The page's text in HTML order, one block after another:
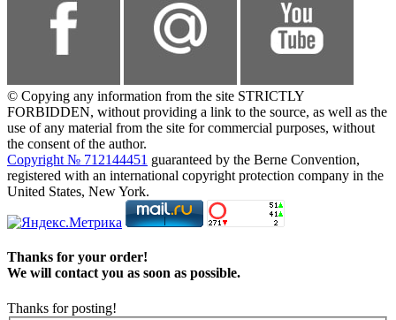
© Copying any information from the site STRICTLY
FORBIDDEN, without providing a link to the source, as well as the
use of any material from the site for commercial purposes, without
the consent of the author.
Copyright № 712144451 guaranteed by the Berne Convention,
registered with an international copyright protection company in the
United States, New York.
Thanks for your order!
We will contact you as soon as possible.
Thanks for posting!